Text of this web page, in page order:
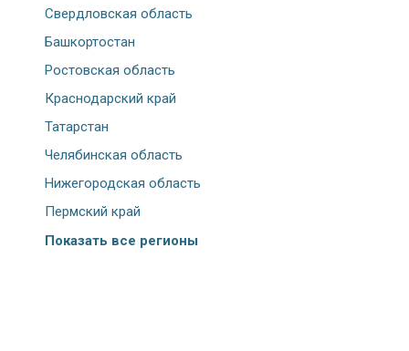
Свердловская область
Башкортостан
Ростовская область
Краснодарский край
Татарстан
Челябинская область
Нижегородская область
Пермский край
Показать все регионы